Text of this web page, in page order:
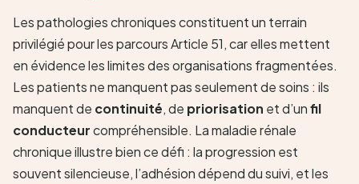
Les pathologies chroniques constituent un terrain
privilégié pour les parcours Article 51, car elles mettent
en évidence les limites des organisations fragmentées.
Les patients ne manquent pas seulement de soins : ils
manquent de continuité, de priorisation et d’unfil
conducteurcompréhensible. La maladie rénale
chronique illustre bien ce défi : la progression est
souvent silencieuse, l’adhésion dépend du suivi, et les